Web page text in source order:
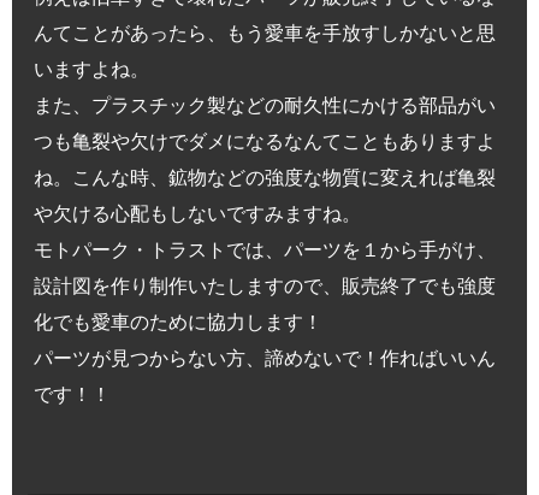
んてことがあったら、もう愛車を手放すしかないと思
いますよね。
また、プラスチック製などの耐久性にかける部品がい
つも亀裂や欠けでダメになるなんてこともありますよ
ね。こんな時、鉱物などの強度な物質に変えれば亀裂
や欠ける心配もしないですみますね。
モトパーク・トラストでは、パーツを１から手がけ、
設計図を作り制作いたしますので、販売終了でも強度
化でも愛車のために協力します！
パーツが見つからない方、諦めないで！作ればいいん
です！！